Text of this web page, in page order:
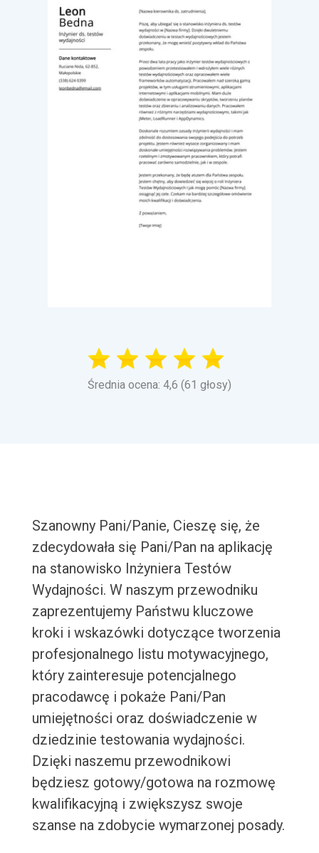
Średnia ocena: 4,6 (61 głosy)
Szanowny Pani/Panie, Cieszę się, że
zdecydowała się Pani/Pan na aplikację
na stanowisko Inżyniera Testów
Wydajności. W naszym przewodniku
zaprezentujemy Państwu kluczowe
kroki i wskazówki dotyczące tworzenia
profesjonalnego listu motywacyjnego,
który zainteresuje potencjalnego
pracodawcę i pokaże Pani/Pan
umiejętności oraz doświadczenie w
dziedzinie testowania wydajności.
Dzięki naszemu przewodnikowi
będziesz gotowy/gotowa na rozmowę
kwalifikacyjną i zwiększysz swoje
szanse na zdobycie wymarzonej posady.